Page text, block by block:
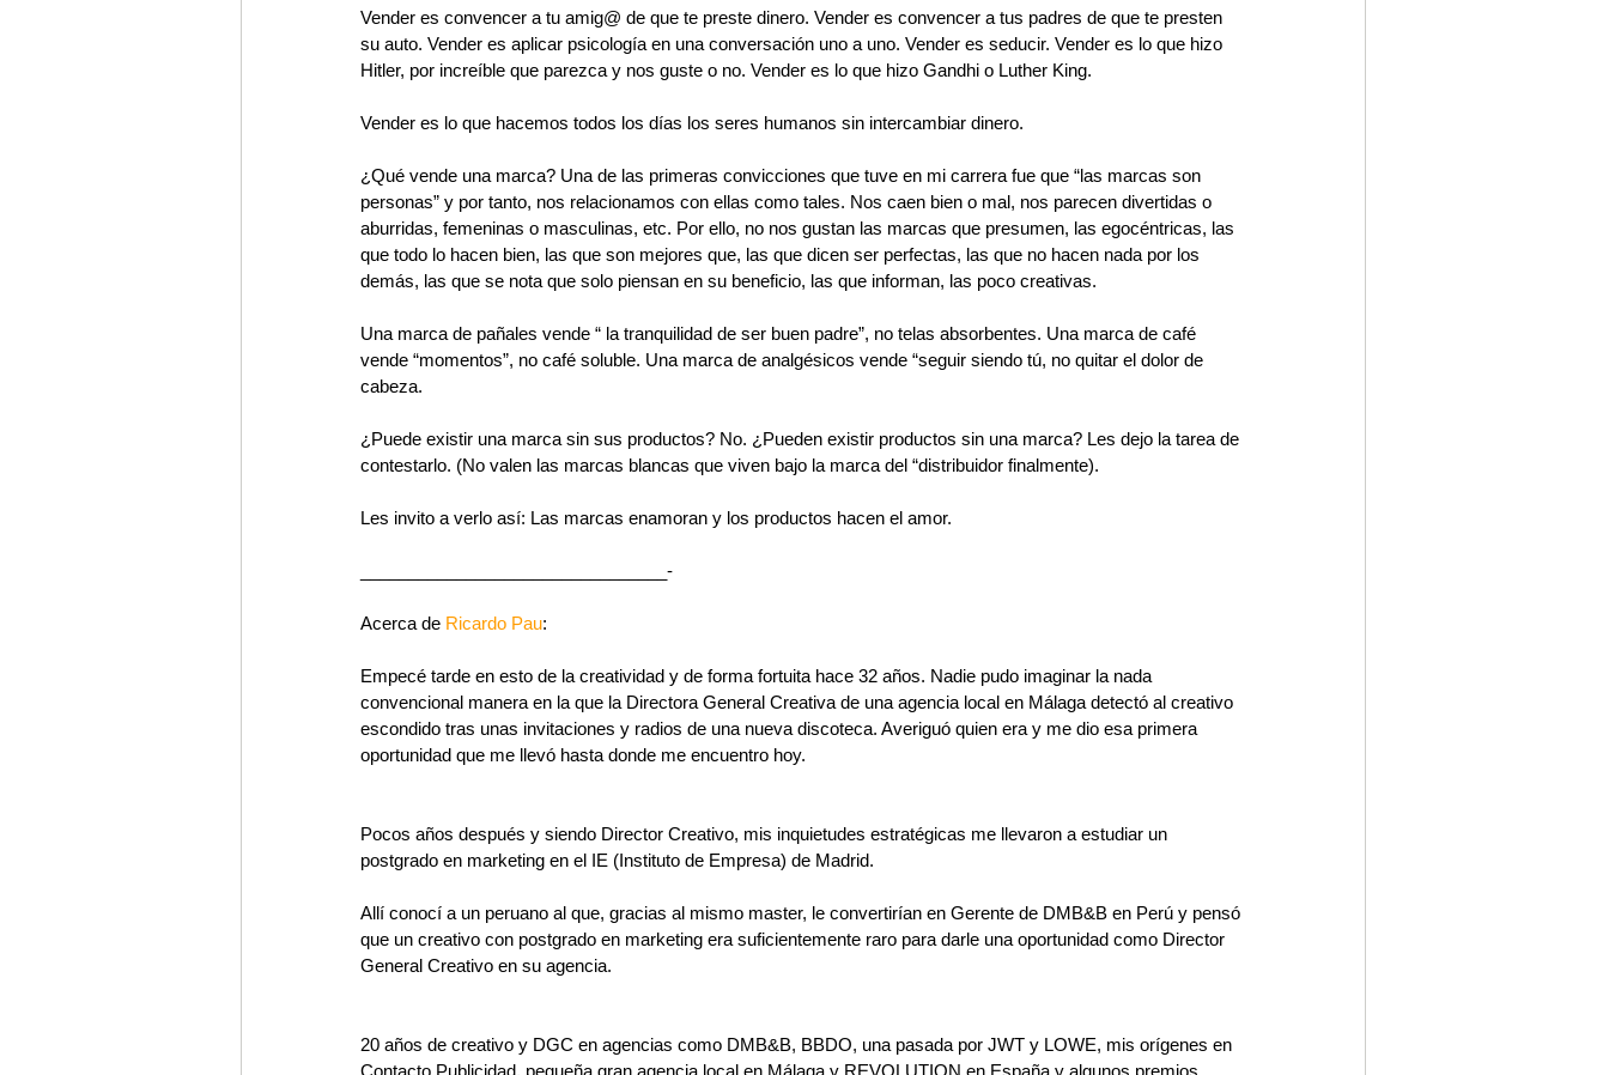
Vender es convencer a tu amig@ de que te preste dinero. Vender es convencer a tus padres de que te presten
su auto. Vender es aplicar psicología en una conversación uno a uno. Vender es seducir. Vender es lo que hizo
Hitler, por increíble que parezca y nos guste o no. Vender es lo que hizo Gandhi o Luther King.
Vender es lo que hacemos todos los días los seres humanos sin intercambiar dinero.
¿Qué vende una marca? Una de las primeras convicciones que tuve en mi carrera fue que “las marcas son
personas” y por tanto, nos relacionamos con ellas como tales. Nos caen bien o mal, nos parecen divertidas o
aburridas, femeninas o masculinas, etc. Por ello, no nos gustan las marcas que presumen, las egocéntricas, las
que todo lo hacen bien, las que son mejores que, las que dicen ser perfectas, las que no hacen nada por los
demás, las que se nota que solo piensan en su beneficio, las que informan, las poco creativas.
Una marca de pañales vende “ la tranquilidad de ser buen padre”, no telas absorbentes. Una marca de café
vende “momentos”, no café soluble. Una marca de analgésicos vende “seguir siendo tú, no quitar el dolor de
cabeza.
¿Puede existir una marca sin sus productos? No. ¿Pueden existir productos sin una marca? Les dejo la tarea de
contestarlo. (No valen las marcas blancas que viven bajo la marca del “distribuidor finalmente).
Les invito a verlo así: Las marcas enamoran y los productos hacen el amor.
________________________________-
Acerca de Ricardo Pau:
Empecé tarde en esto de la creatividad y de forma fortuita hace 32 años. Nadie pudo imaginar la nada
convencional manera en la que la Directora General Creativa de una agencia local en Málaga detectó al creativo
escondido tras unas invitaciones y radios de una nueva discoteca. Averiguó quien era y me dio esa primera
oportunidad que me llevó hasta donde me encuentro hoy.
Pocos años después y siendo Director Creativo, mis inquietudes estratégicas me llevaron a estudiar un
postgrado en marketing en el IE (Instituto de Empresa) de Madrid.
Allí conocí a un peruano al que, gracias al mismo master, le convertirían en Gerente de DMB&B en Perú y pensó
que un creativo con postgrado en marketing era suficientemente raro para darle una oportunidad como Director
General Creativo en su agencia.
20 años de creativo y DGC en agencias como DMB&B, BBDO, una pasada por JWT y LOWE, mis orígenes en